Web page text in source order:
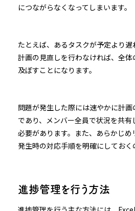
につながらなくなってしまいます。
たとえば、あるタスクが予定より遅
計画の見直しを行わなければ、全
及ぼすことになります。
問題が発生した際には速やかに計
であり、メンバー全員で状況を共有
必要があります。また、あらかじ
発生時の対応手順を明確にしておく
進捗管理を行う方法